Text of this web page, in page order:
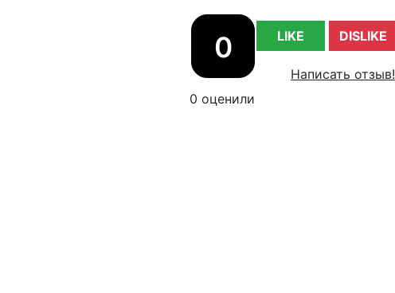
0 LIKE DISLIKE
Написать отзыв!
0 оценили